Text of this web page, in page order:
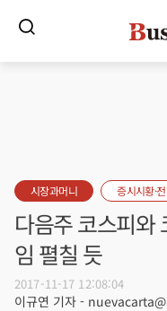
시장과머니 증시시황·
다음주 코스피와
임 펼칠 듯
2017-11-17 12:08:04
이규연 기자 -